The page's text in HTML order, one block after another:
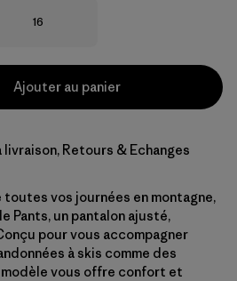
Taille
16
Ajouter au panier
Retours & Echanges
vos journées en montagne,
Pants, un pantalon ajusté,
pour vous accompagner
à skis comme des
modèle vous offre confort et